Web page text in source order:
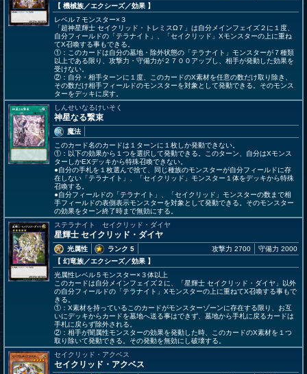
【 機械族／エクシーズ／効果 】
レベル７モンスター×３
「超神星輝士 セイクリッド・トレミスΩ７」は自分メインフェイズ２に１度、
自分フィールドの「テラナイト」、「セイクリッド」Xモンスターの上に重ね
てX召喚する事もできる。
①：このカードは自分の墓地・除外状態の「テラナイト」モンスターが７種類
以上である限り、攻撃力・守備力が２７００アップし、相手が発動した効果を
受けない。
②：自分・相手ターンに１度、このカードのX素材を任意の数だけ取り除き、
その数だけ相手フィールドのモンスターを対象として発動できる。そのモンス
ターをデッキに戻す。
しんせいなるけいそく
神星なる繋束
魔法
このカード名のカードは１ターンに１枚しか発動できない。
①：以下の効果から１つを選択して発動できる。このターン、自分はXモンス
ターしかEXデッキから特殊召喚できない。
●自分の手札を１枚選んで捨て、同じ種族のモンスターが自分フィールドに存
在しない「テラナイト」、「セイクリッド」モンスター１体をデッキから特殊
召喚する。
●自分フィールドの「テラナイト」、「セイクリッド」モンスターの数まで相
手フィールドの表側表示モンスターを対象として発動できる。そのモンスター
の効果をターン終了時まで無効にする。
ステラナイト セイクリッド・ダイヤ
星輝士 セイクリッド・ダイヤ
光属性
ランク 5
【 幻竜族／エクシーズ／効果 】
攻撃力 2700 守備力 2000
光属性レベル５モンスター×３体以上
このカードは自分メインフェイズ２に、「星輝士 セイクリッド・ダイヤ」以外
の自分フィールドの「テラナイト」Xモンスターの上に重ねてX召喚する事もで
きる。
①：X素材を持っているこのカードがモンスターゾーンに存在する限り、お互
いにデッキからカードを墓地へ送る事はできず、墓地から手札に戻るカードは
手札に戻らず除外される。
②：相手が闇属性モンスターの効果を発動した時、このカードのX素材を１つ
取り除いて発動できる。その発動を無効にし破壊する。
セイクリッド・アクベス
セイクリッド・アクベス